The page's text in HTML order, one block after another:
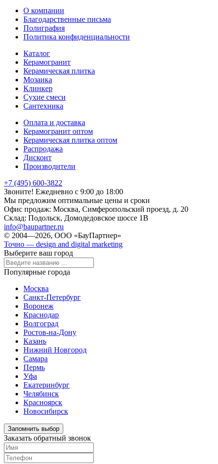
О компании
Благодарственные письма
Полиграфия
Политика конфиденциальности
Каталог
Керамогранит
Керамическая плитка
Мозаика
Клинкер
Сухие смеси
Сантехника
Оплата и доставка
Керамогранит оптом
Керамическая плитка оптом
Распродажа
Дисконт
Производители
+7 (495) 600-3822
Звоните! Ежедневно с 9:00 до 18:00
Мы предложим оптимальные цены и сроки
Офис продаж: Москва, Симферопольский проезд, д. 20
Склад: Подольск, Домодедовское шоссе 1В
info@baupartner.ru
© 2004—2026, ООО «БауПартнер»
Точно — design and digital marketing
Выберите ваш город
Популярные города
Москва
Санкт-Петербург
Воронеж
Краснодар
Волгоград
Ростов-на-Дону
Казань
Нижний Новгород
Самара
Пермь
Уфа
Екатеринбург
Челябинск
Красноярск
Новосибирск
Запомнить выбор
Заказать обратный звонок